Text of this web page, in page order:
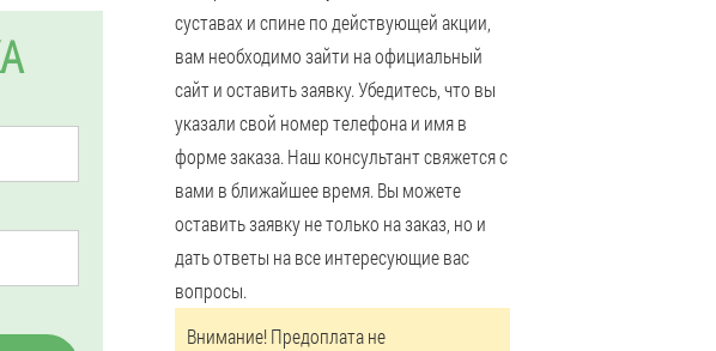
суставах и спине по действующей акции,
вам необходимо зайти на официальный
сайт и оставить заявку. Убедитесь, что вы
указали свой номер телефона и имя в
форме заказа. Наш консультант свяжется с
вами в ближайшее время. Вы можете
оставить заявку не только на заказ, но и
дать ответы на все интересующие вас
вопросы.
Внимание! Предоплата не